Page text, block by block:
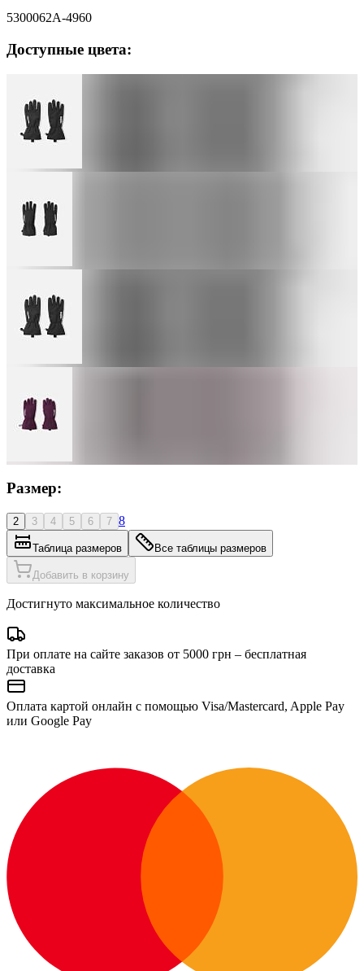
5300062A-4960
Доступные цвета:
Размер:
2 3 4 5 6 7 8
Таблица размеров Все таблицы размеров
Добавить в корзину
Достигнуто максимальное количество
При оплате на сайте заказов от 5000 грн – бесплатная
доставка
Оплата картой онлайн с помощью Visa/Mastercard, Apple Pay
или Google Pay